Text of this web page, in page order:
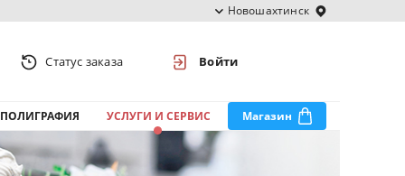
Новошахтинск
Статус заказа Войти
ПОЛИГРАФИЯ УСЛУГИ И СЕРВИС Магазин